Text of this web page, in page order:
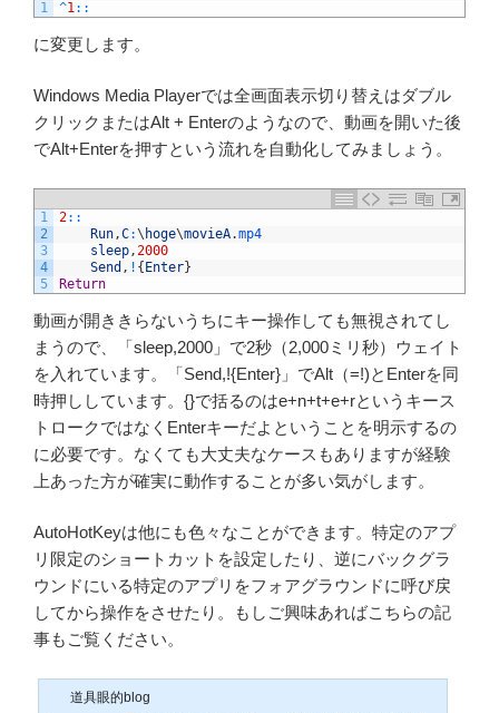
1 ^1::
に変更します。
Windows Media Playerでは全画面表示切り替えはダブル
クリックまたはAlt + Enterのようなので、動画を開いた後
でAlt+Enterを押すという流れを自動化してみましょう。
1
2
3
4
5
2::
Run,C:\ hoge\movieA.mp4
sleep,2000
Send , ! { Enter}
Return
動画が開ききらないうちにキー操作しても無視されてし
まうので、「sleep,2000」で2秒（2,000ミリ秒）ウェイト
を入れています。「Send,!{Enter}」でAlt（=!)とEnterを同
時押ししています。{}で括るのはe+n+t+e+rというキース
トロークではなくEnterキーだよということを明示するの
に必要です。なくても大丈夫なケースもありますが経験
上あった方が確実に動作することが多い気がします。
AutoHotKeyは他にも色々なことができます。特定のアプ
リ限定のショートカットを設定したり、逆にバックグラ
ウンドにいる特定のアプリをフォアグラウンドに呼び戻
してから操作をさせたり。もしご興味あればこちらの記
事もご覧ください。
道具眼的blog